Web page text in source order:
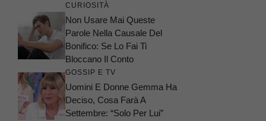
CURIOSITÀ
Non Usare Mai Queste
Parole Nella Causale Del
Bonifico: Se Lo Fai Ti
Bloccano Il Conto
GOSSIP E TV
Uomini E Donne Gemma Ha
Deciso, Cosa Farà A
Settembre: “Solo Per Lui”